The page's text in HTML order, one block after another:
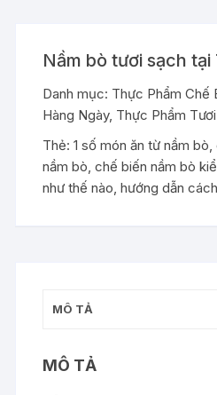
Nầm bò tươi sạch tại
Danh mục: Thực Phẩm Chế
Hàng Ngày, Thực Phẩm
Thẻ:1 số món ăn từ nầm bò ,
nầm bò ,chế biến nầm bò
như thế nào ,hướng dẫn
MÔ TẢ
MÔ TẢ